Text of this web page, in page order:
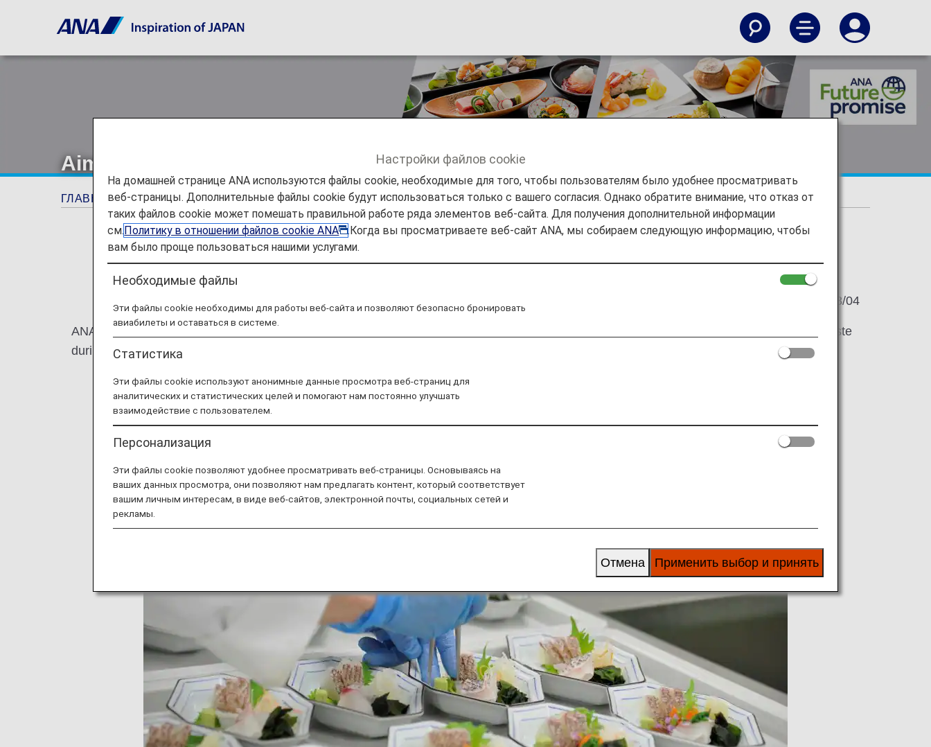
Aiming to reduce "Food loss" in in-flight meals
ГЛАВНАЯ СТРАНИЦА Предложения и объявления ANA Future Promise Aiming to reduce "Food loss" in in-flight meals
2021/08/04
ANA is aiming to reduce "Food loss" from various perspectives, such as controlling the number of in-flight meals on board and recycling waste
during cooking.
Настройки файлов cookie
На домашней странице ANA используются файлы cookie, необходимые для того, чтобы пользователям было удобнее просматривать
веб-страницы. Дополнительные файлы cookie будут использоваться только с вашего согласия. Однако обратите внимание, что отказ от
таких файлов cookie может помешать правильной работе ряда элементов веб-сайта. Для получения дополнительной информации
см.Политику в отношении файлов cookie ANA
.Когда вы просматриваете веб-сайт ANA, мы собираем следующую информацию, чтобы
вам было проще пользоваться нашими услугами.
Необходимые файлы
Эти файлы cookie необходимы для работы веб-сайта и позволяют безопасно бронировать
авиабилеты и оставаться в системе.
Статистика
Эти файлы cookie используют анонимные данные просмотра веб-страниц для
аналитических и статистических целей и помогают нам постоянно улучшать
взаимодействие с пользователем.
Персонализация
Эти файлы cookie позволяют удобнее просматривать веб-страницы. Основываясь на
ваших данных просмотра, они позволяют нам предлагать контент, который соответствует
вашим личным интересам, в виде веб-сайтов, электронной почты, социальных сетей и
рекламы.
Применить выбор и принять
Отмена